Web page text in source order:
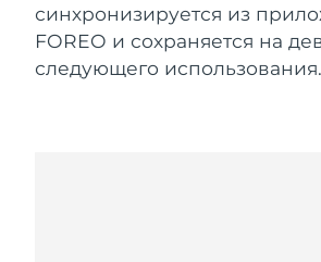
синхронизируется из
FOREO и сохраняется на
следующего использования.
Испания